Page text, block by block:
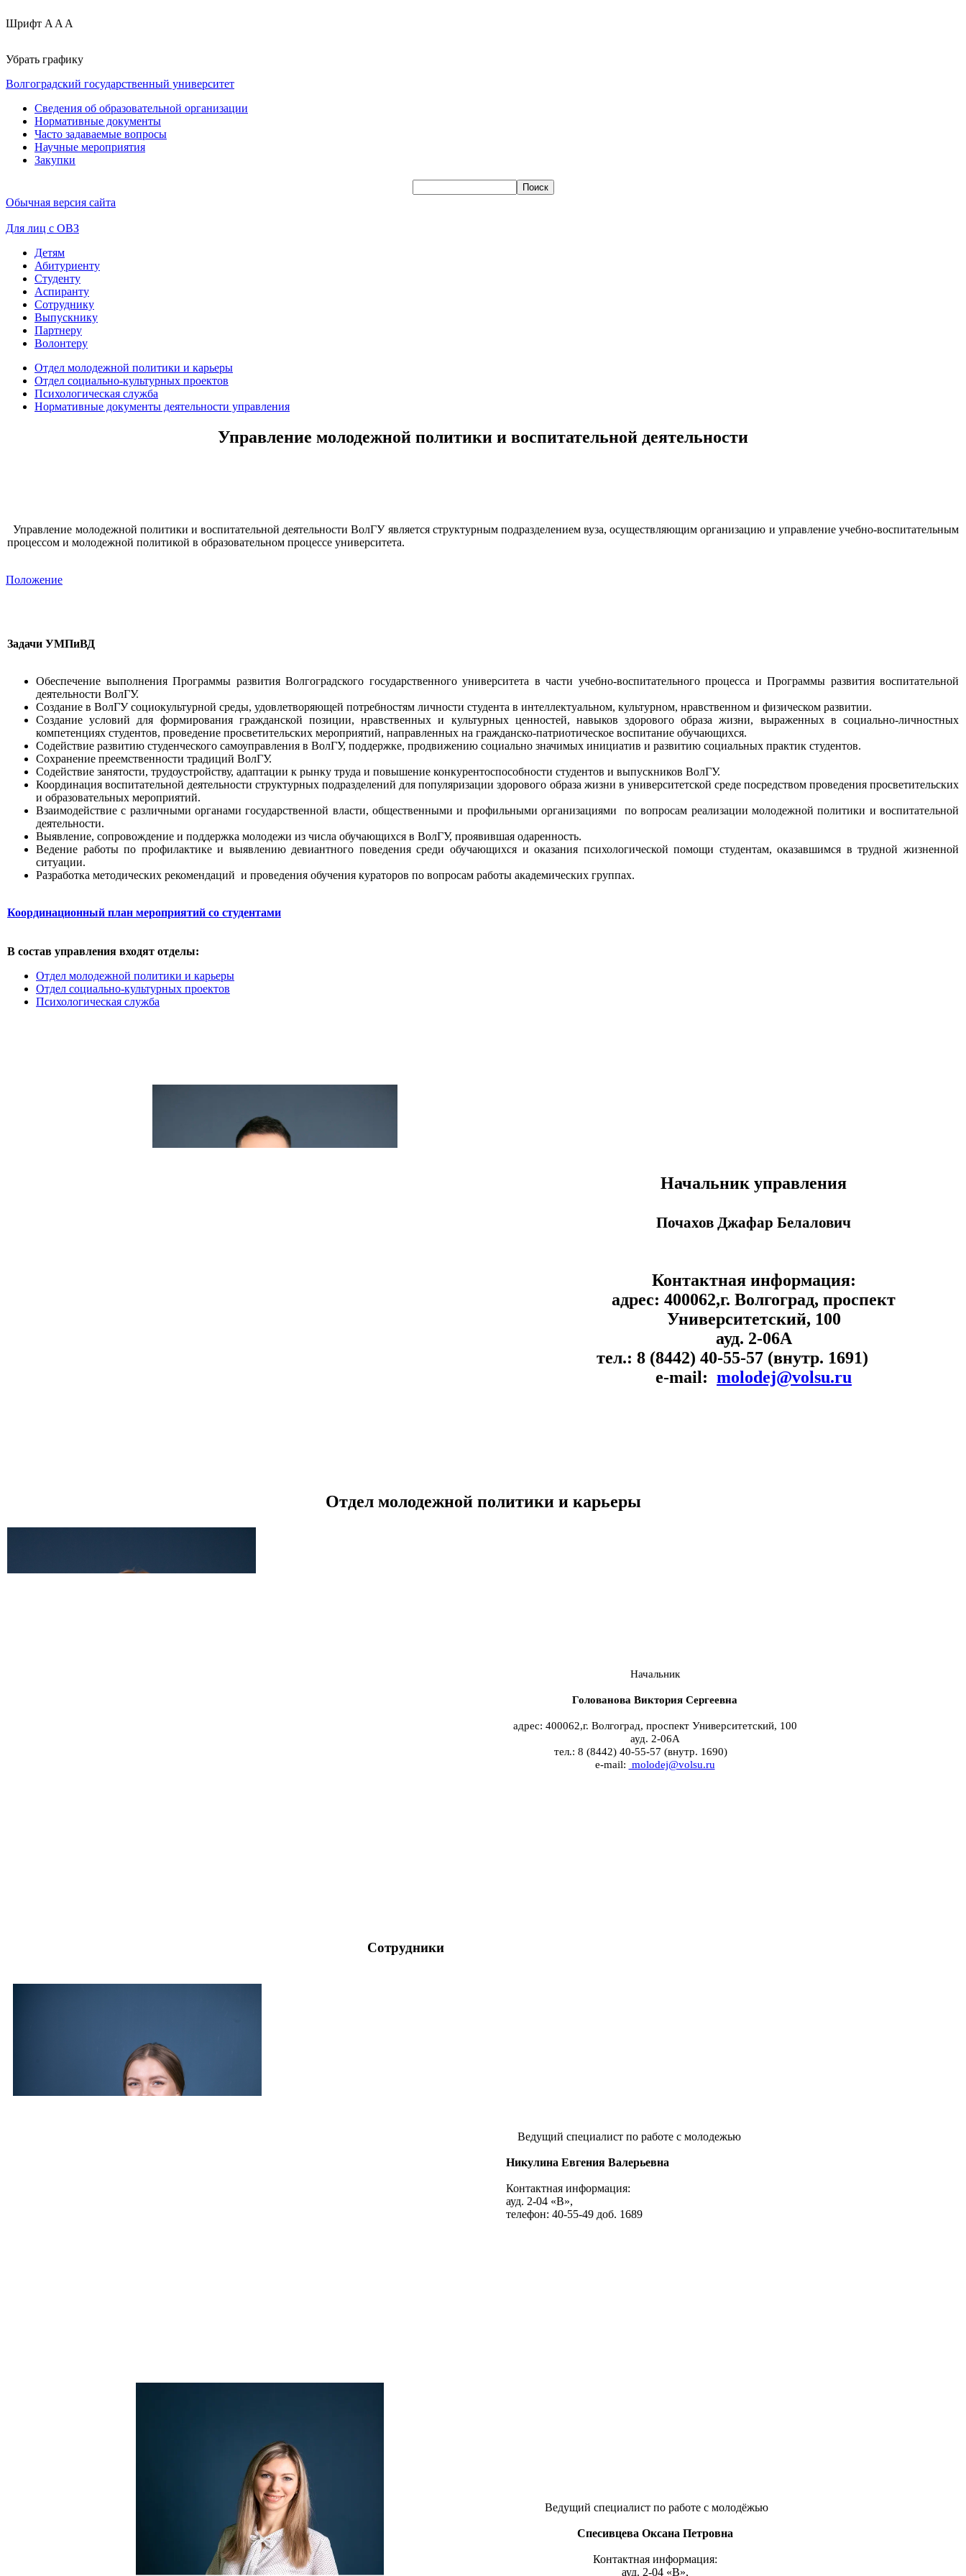
Шрифт A A A
Убрать графику
Волгоградский государственный университет
Сведения об образовательной организации
Нормативные документы
Часто задаваемые вопросы
Научные мероприятия
Закупки
Обычная версия сайта
Для лиц с ОВЗ
Детям
Абитуриенту
Студенту
Аспиранту
Сотруднику
Выпускнику
Партнеру
Волонтеру
Отдел молодежной политики и карьеры
Отдел социально-культурных проектов
Психологическая служба
Нормативные документы деятельности управления
Управление молодежной политики и воспитательной деятельности
Управление молодежной политики и воспитательной деятельности ВолГУ является структурным подразделением вуза, осуществляющим организацию и управление учебно-воспитательным
процессом и молодежной политикой в образовательном процессе университета.
Положение
Задачи УМПиВД
Обеспечение выполнения Программы развития Волгоградского государственного университета в части учебно-воспитательного процесса и Программы развития воспитательной
деятельности ВолГУ.
Создание в ВолГУ социокультурной среды, удовлетворяющей потребностям личности студента в интеллектуальном, культурном, нравственном и физическом развитии.
Создание условий для формирования гражданской позиции, нравственных и культурных ценностей, навыков здорового образа жизни, выраженных в социально-личностных
компетенциях студентов, проведение просветительских мероприятий, направленных на гражданско-патриотическое воспитание обучающихся.
Содействие развитию студенческого самоуправления в ВолГУ, поддержке, продвижению социально значимых инициатив и развитию социальных практик студентов.
Сохранение преемственности традиций ВолГУ.
Содействие занятости, трудоустройству, адаптации к рынку труда и повышение конкурентоспособности студентов и выпускников ВолГУ.
Координация воспитательной деятельности структурных подразделений для популяризации здорового образа жизни в университетской среде посредством проведения просветительских
и образовательных мероприятий.
Взаимодействие с различными органами государственной власти, общественными и профильными организациями по вопросам реализации молодежной политики и воспитательной
деятельности.
Выявление, сопровождение и поддержка молодежи из числа обучающихся в ВолГУ, проявившая одаренность.
Ведение работы по профилактике и выявлению девиантного поведения среди обучающихся и оказания психологической помощи студентам, оказавшимся в трудной жизненной
ситуации.
Разработка методических рекомендаций и проведения обучения кураторов по вопросам работы академических группах.
Координационный план мероприятий со студентами
В состав управления входят отделы:
Отдел молодежной политики и карьеры
Отдел социально-культурных проектов
Психологическая служба
Начальник управления
Почахов Джафар Белалович
Контактная информация:
адрес: 400062,г. Волгоград, проспект
Университетский, 100
ауд. 2-06А
тел.: 8 (8442) 40-55-57 (внутр. 1691)
e-mail: molodej@volsu.ru
Отдел молодежной политики и карьеры
Начальник
Голованова Виктория Сергеевна
адрес: 400062,г. Волгоград, проспект Университетский, 100
ауд. 2-06А
тел.: 8 (8442) 40-55-57 (внутр. 1690)
e-mail: molodej@volsu.ru
Сотрудники
Ведущий специалист по работе с молодежью
Никулина Евгения Валерьевна
Контактная информация:
ауд. 2-04 «В»,
телефон: 40-55-49 доб. 1689
Ведущий специалист по работе с молодёжью
Спесивцева Оксана Петровна
Контактная информация:
ауд. 2-04 «В»,